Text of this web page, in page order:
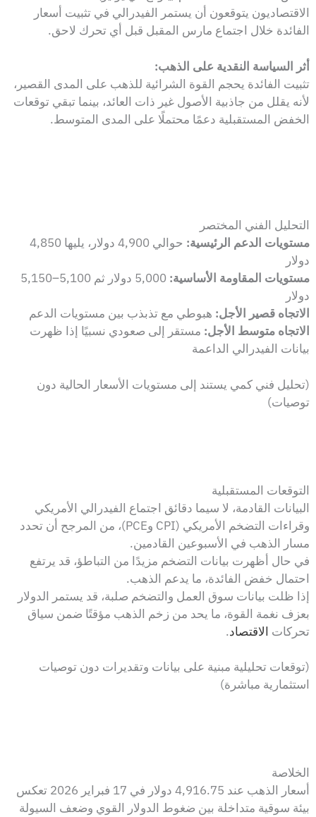
الاقتصاديون يتوقعون أن يستمر الفيدرالي في تثبيت أسعار
الفائدة خلال اجتماع مارس المقبل قبل أي تحرك لاحق.
أثر السياسة النقدية على الذهب:
تثبيت الفائدة يحجم القوة الشرائية للذهب على المدى القصير،
لأنه يقلل من جاذبية الأصول غير ذات العائد، بينما تبقي توقعات
الخفض المستقبلية دعمًا محتملًا على المدى المتوسط.
التحليل الفني المختصر
مستويات الدعم الرئيسية:
حوالي 4,900 دولار، يليها 4,850
دولار
مستويات المقاومة الأساسية:
5,000 دولار ثم 5,100–5,150
دولار
الاتجاه قصير الأجل: هبوطي مع تذبذب بين مستويات الدعم
الاتجاه متوسط الأجل: مستقر إلى صعودي نسبيًا إذا ظهرت
بيانات الفيدرالي الداعمة
(تحليل فني كمي يستند إلى مستويات الأسعار الحالية دون
توصيات)
التوقعات المستقبلية
البيانات القادمة، لا سيما دقائق اجتماع الفيدرالي الأمريكي
وقراءات التضخم الأمريكي (CPI وPCE)، من المرجح أن تحدد
مسار الذهب في الأسبوعين القادمين.
في حال أظهرت بيانات التضخم مزيدًا من التباطؤ، قد يرتفع
احتمال خفض الفائدة، ما يدعم الذهب.
إذا ظلت بيانات سوق العمل والتضخم صلبة، قد يستمر الدولار
بعزف نغمة القوة، ما يحد من زخم الذهب مؤقتًا ضمن سياق
تحركات الاقتصاد.
(توقعات تحليلية مبنية على بيانات وتقديرات دون توصيات
استثمارية مباشرة)
الخلاصة
أسعار الذهب عند 4,916.75 دولار في 17 فبراير 2026 تعكس
بيئة سوقية متداخلة بين ضغوط الدولار القوي وضعف السيولة